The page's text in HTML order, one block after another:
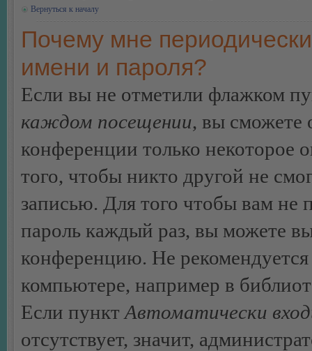
Вернуться к началу
Почему мне
имени и пароля?
Если вы не отметили флажком
каждом посещении, вы сможете
конференции только некоторое
того, чтобы никто другой не
записью. Для того чтобы вам не
пароль каждый раз, вы можете
конференцию. Не
компьютере, например в
Если пункт Автоматически
отсутствует, значит,